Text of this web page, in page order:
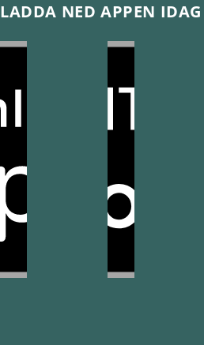
LADDA NED APPEN IDAG